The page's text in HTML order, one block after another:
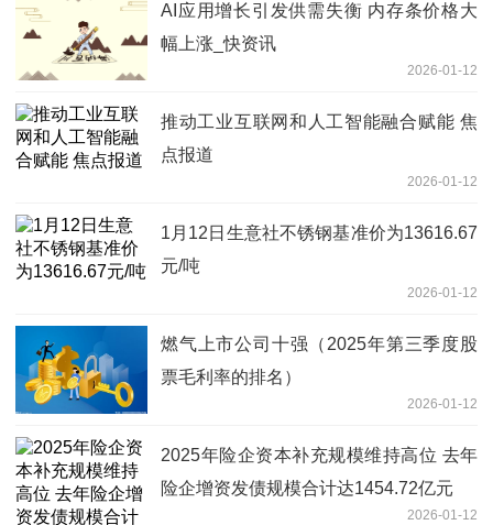
AI应用增长引发供需失衡 内存条价格大
幅上涨_快资讯
2026-01-12
推动工业互联网和人工智能融合赋能 焦
点报道
2026-01-12
1月12日生意社不锈钢基准价为13616.67
元/吨
2026-01-12
燃气上市公司十强（2025年第三季度股
票毛利率的排名）
2026-01-12
2025年险企资本补充规模维持高位 去年
险企增资发债规模合计达1454.72亿元
2026-01-12